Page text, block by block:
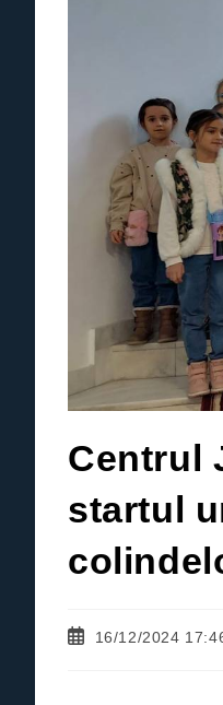
Centrul
startul
Post16/12/2024